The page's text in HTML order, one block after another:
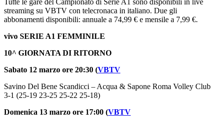
streaming su VBTV con telecronaca in italiano. Due gli
abbonamenti disponibili: annuale a 74,99 € e mensile a 7,99 €.
vivo SERIE A1 FEMMINILE
10^ GIORNATA DI RITORNO
Sabato 12 marzo ore 20:30 (VBTV
Savino Del Bene Scandicci – Acqua & Sapone Roma Volley Club
3-1 (25-19 23-25 25-22 25-18)
Domenica 13 marzo ore 17:00 (VBTV